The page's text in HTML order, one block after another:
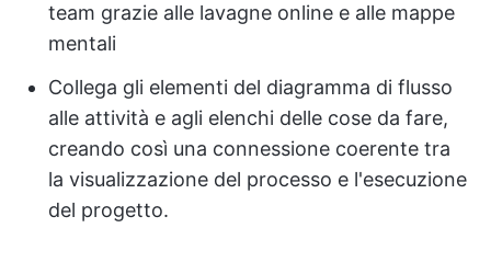
team grazie alle lavagne online e alle mappe
mentali
Collega gli elementi del diagramma di flusso
alle attività e agli elenchi delle cose da fare,
creando così una connessione coerente tra
la visualizzazione del processo e l'esecuzione
del progetto.